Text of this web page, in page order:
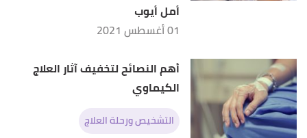
أمل أيوب
01 أغسطس 2021
أهم النصائح لتخفيف آثار العلاج
الكيماوي
التشخيص ورحلة العلاج